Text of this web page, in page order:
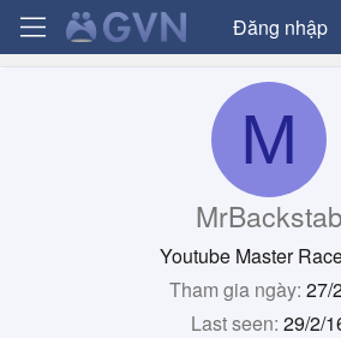
Đăng nhập
M
MrBackstab
Youtube Master
Tham gia ngày 27/
Last seen 29/2/